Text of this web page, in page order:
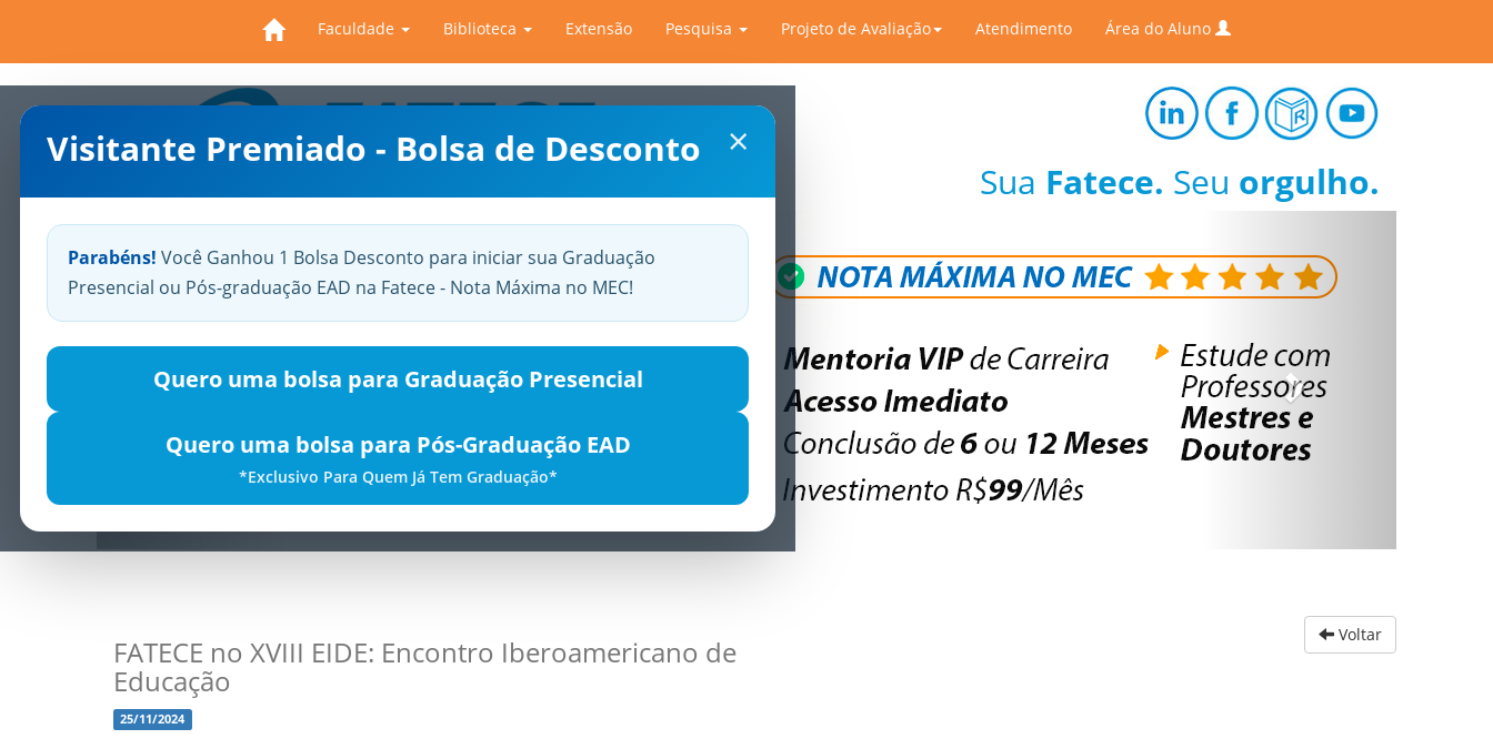
Faculdade Biblioteca Extensão Pesquisa Projeto de Avaliação Atendimento Área do Aluno
×
Visitante Premiado - Bolsa de Desconto
Parabéns! Você Ganhou 1 Bolsa Desconto para iniciar sua Graduação
Presencial ou Pós-graduação EAD na Fatece - Nota Máxima no MEC!
Quero uma bolsa para Graduação Presencial
Quero uma bolsa para Pós-Graduação EAD
*Exclusivo Para Quem Já Tem Graduação*
Sua Fatece. Seu orgulho.
Previous
FATECE no XVIII EIDE: Encontro Iberoamericano de
Educação
25/11/2024
Voltar